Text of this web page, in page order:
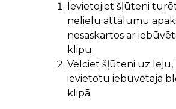
Ievietojiet šļūteni
nelielu attālumu
nesaskartos ar
klipu.
Velciet šļūteni uz leju,
ievietotu iebūvētajā
klipā.